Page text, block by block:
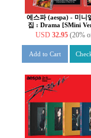
에스파 (aespa) - 미니
집 : Drama [SMini
마트앨범) [4종
USD 32.95 (20%
Add to Cart